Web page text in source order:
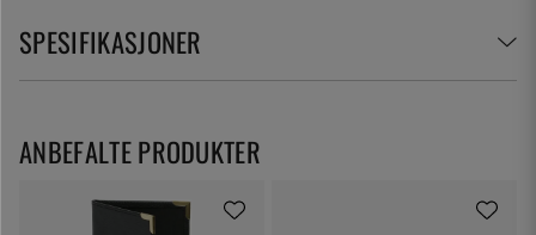
SPESIFIKASJONER
ANBEFALTE PRODUKTER